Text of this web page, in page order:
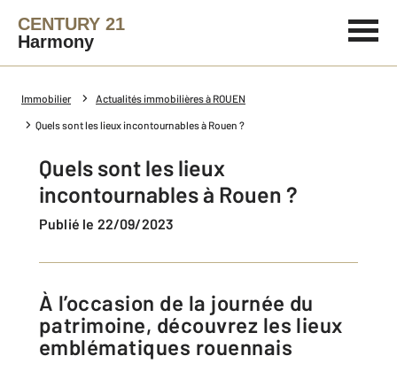
CENTURY 21
Harmony
Immobilier Actualités immobilières à ROUEN
Quels sont les lieux incontournables à Rouen ?
Quels sont les lieux
incontournables à Rouen ?
Publié le 22/09/2023
À l’occasion de la journée du
patrimoine, découvrez les lieux
emblématiques rouennais